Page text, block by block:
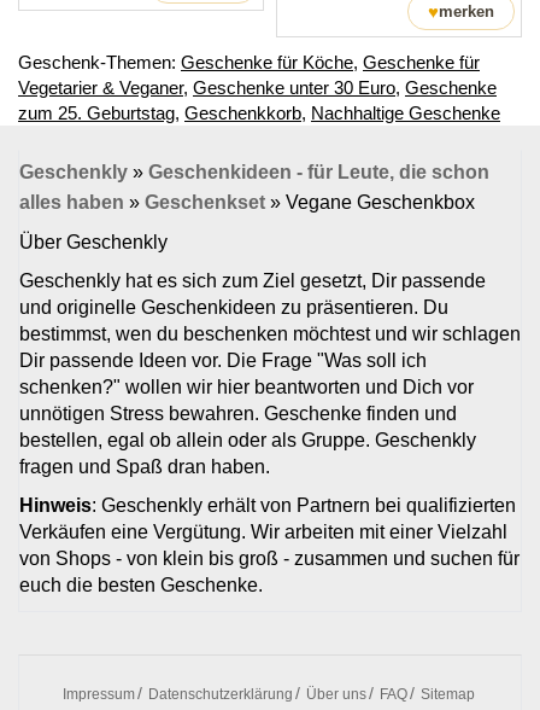
♥merken
Geschenk-Themen: Geschenke für Köche, Geschenke für
Vegetarier & Veganer, Geschenke unter 30 Euro, Geschenke
zum 25. Geburtstag, Geschenkkorb, Nachhaltige Geschenke
Geschenkly » Geschenkideen - für Leute, die schon
alles haben » Geschenkset » Vegane Geschenkbox
Über Geschenkly
Geschenkly hat es sich zum Ziel gesetzt, Dir passende
und originelle Geschenkideen zu präsentieren. Du
bestimmst, wen du beschenken möchtest und wir schlagen
Dir passende Ideen vor. Die Frage "Was soll ich
schenken?" wollen wir hier beantworten und Dich vor
unnötigen Stress bewahren. Geschenke finden und
bestellen, egal ob allein oder als Gruppe. Geschenkly
fragen und Spaß dran haben.
Hinweis: Geschenkly erhält von Partnern bei qualifizierten
Verkäufen eine Vergütung. Wir arbeiten mit einer Vielzahl
von Shops - von klein bis groß - zusammen und suchen für
euch die besten Geschenke.
Impressum Datenschutzerklärung Über uns FAQ Sitemap